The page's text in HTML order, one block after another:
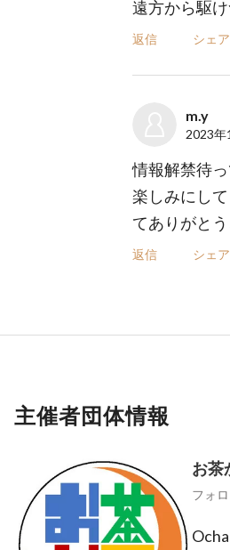
遠方から駆け
返信 シェア
m.y
2023年
情報解禁待っ
楽しみにし
てありがと
返信 シェア
主催者団体情報
お茶
フォ